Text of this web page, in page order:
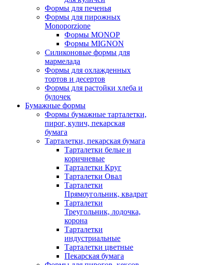
Формы для печенья
Формы для пирожных
Monoporzione
Формы MONOP
Формы MIGNON
Силиконовые формы для
мармелада
Формы для oхлажденных
тортов и десертов
Формы для растойки хлеба и
булочек
Бумажные формы
Формы бумажные тарталетки,
пирог, кулич, пекарская
бумага
Тарталетки, пекарская бумага
Тарталетки белые и
коричневые
Тарталетки Круг
Тарталетки Овал
Тарталетки
Прямоугольник, квадрат
Тарталетки
Треугольник, лодочка,
корона
Тарталетки
индустриальные
Тарталетки цветные
Пекарская бумага